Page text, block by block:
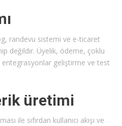
randevu sistemi ve e-ticaret
değildir. Üyelik, ödeme, çoklu
geliştirme ve test
üretimi
ile sıfırdan kullanıcı akışı ve